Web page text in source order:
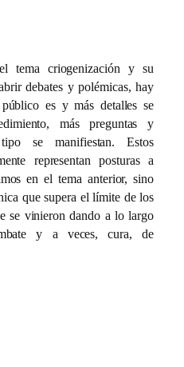
tema criogenización y su
debates y polémicas, hay
es y más detalles se
más preguntas y
se manifiestan. Estos
representan posturas a
en el tema anterior, sino
que supera el límite de los
se vinieron dando a lo largo
y a veces, cura, de